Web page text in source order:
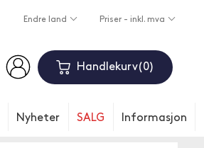
Endre land Priser - inkl. mva
Handlekurv 0
Nyheter SALG Informasjon